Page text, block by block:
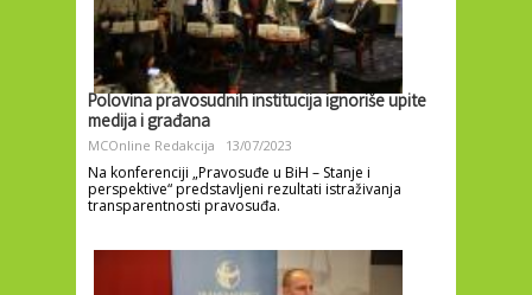
Polovina pravosudnih institucija ignoriše upite
medija i građana
MCOnline Redakcija 13/07/2023
Na konferenciji „Pravosuđe u BiH – Stanje i
perspektive“ predstavljeni rezultati istraživanja
transparentnosti pravosuđa.